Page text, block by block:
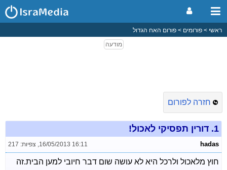
ראשי פורומים פורום האח הגדול
חזרה לפורום
1. דורין תפסיקי לאכול!
hadas
16/05/2013 16:11
, צפיות: 217
חוץ מלאכול ולרכל היא לא עושה שום דבר חיובי למען הבית.זה